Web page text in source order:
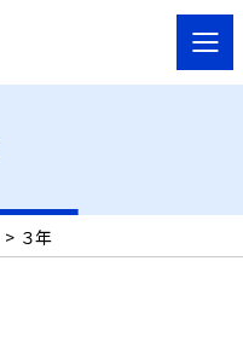
> ３年